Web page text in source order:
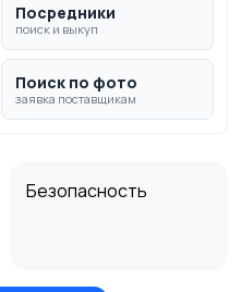
Посредники
поиск и выкуп
Поиск по фото
заявка поставщикам
Безопасность